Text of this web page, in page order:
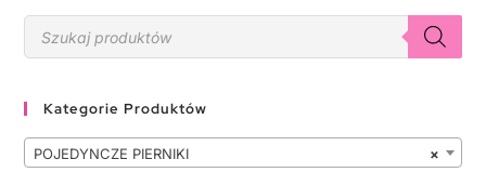
Kategorie Produktów
×
POJEDYNCZE PIERNIKI